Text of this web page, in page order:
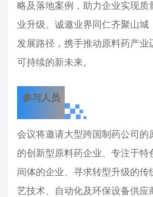
略及落地案例，助力企业实现质
业升级。诚邀业界同仁齐聚山城
发展路径，携手推动原料药产业
可持续的新未来。
参与人员
会议将邀请大型跨国制药公司的
的创新型原料药企业、专注于特
间体的企业、寻求转型升级的传
艺技术、自动化及环保设备供应